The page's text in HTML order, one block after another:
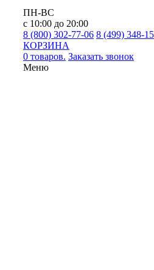
ПН-ВС
с 10:00 до 20:00
8 (800) 302-77-06 8 (499) 348-
КОРЗИНА
0 товаров. Заказать звонок
Меню